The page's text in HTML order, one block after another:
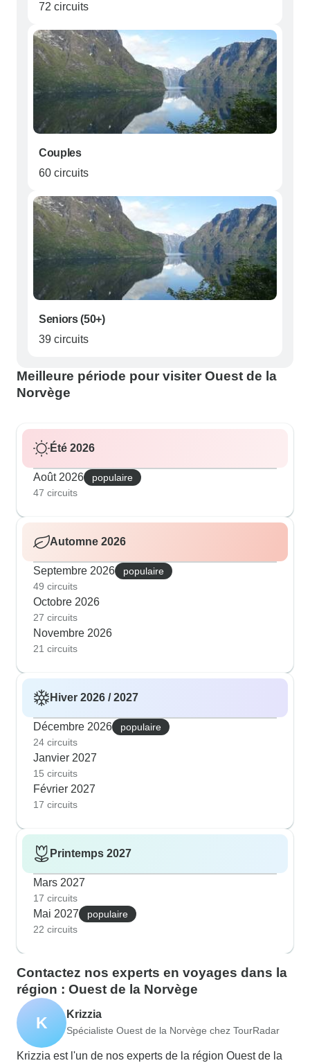
72 circuits
Couples
60 circuits
Seniors (50+)
39 circuits
Meilleure période pour visiter Ouest de la
Norvège
Été 2026
Août 2026
populaire
47 circuits
Automne 2026
Septembre 2026
populaire
49 circuits
Octobre 2026
27 circuits
Novembre 2026
21 circuits
Hiver 2026 / 2027
Décembre 2026
populaire
24 circuits
Janvier 2027
15 circuits
Février 2027
17 circuits
Printemps 2027
Mars 2027
17 circuits
Mai 2027
populaire
22 circuits
Contactez nos experts en voyages dans la
région : Ouest de la Norvège
K Krizzia
Spécialiste Ouest de la Norvège chez TourRadar
Krizzia est l'un de nos experts de la région Ouest de la